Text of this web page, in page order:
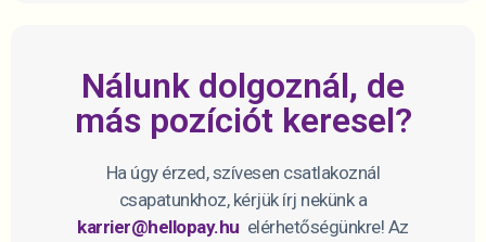
Nálunk dolgoznál, de
más pozíciót keresel?
Ha úgy érzed, szívesen csatlakoznál
csapatunkhoz, kérjük írj nekünk a
karrier@hellopay.hu elérhetőségünkre! Az